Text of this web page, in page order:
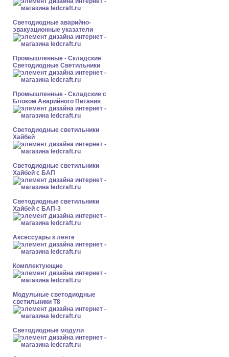
Светодиодные аварийно-
эвакуационные указатели
Промышленные - Складские
Светодиодные Светильники
Промышленные - Складские с
Блоком Аварийного Питания
Светодиодные светильники
Хайбей
Светодиодные светильники
Хайбей с БАП
Светодиодные светильники
Хайбей с БАП-3
Аксессуары к ленте
Комплектующие
Модульные светодиодные
светильники Т8
Светодиодные модули